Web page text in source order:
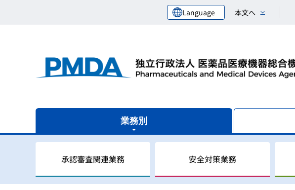
Language 本文へ
業務別
承認審査関連業務 安全対策業務